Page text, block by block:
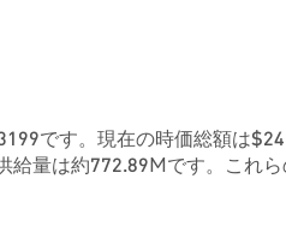
です。現在の時価総額は
給量は約772.89Mです。これ